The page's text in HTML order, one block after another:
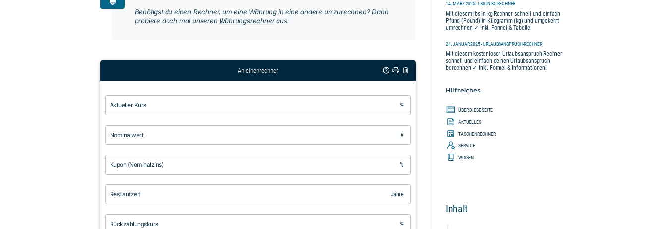
Benötigst du einen Rechner, um eine Währung in eine andere umzurechnen? Dann
probiere doch mal unseren Währungsrechneraus.
Anleihenrechner
Aktueller Kurs %
Nominalwert €
Kupon (Nominalzins) %
Restlaufzeit Jahre
Rückzahlungskurs %
14. MÄRZ 2025 - LBS-IN-KG-RECHNER
Mit diesem lbs-in-kg-Rechner schnell und einfach
Pfund (Pound) in Kilogramm (kg) und umgekehrt
umrechnen ✓ Inkl. Formel & Tabelle!
24. JANUAR 2025 - URLAUBSANSPRUCH-RECHNER
Mit diesem kostenlosen Urlaubsanspruch-Rechner
schnell und einfach deinen Urlaubsanspruch
berechnen ✓ Inkl. Formel & Informationen!
Hilfreiches
ÜBER DIESE SEITE
AKTUELLES
TASCHENRECHNER
SERVICE
WISSEN
Inhalt